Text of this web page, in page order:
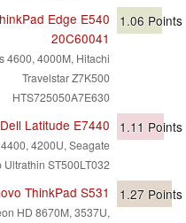
Edge E540
20C60041
4600, 4000M, Hitachi
Travelstar Z7K500
HTS725050A7E630
1.06 Points
Dell Latitude E7440
4200U, Seagate
Ultrathin ST500LT032
1.11 Points
ThinkPad S531
HD 8670M, 3537U,
1.27 Points